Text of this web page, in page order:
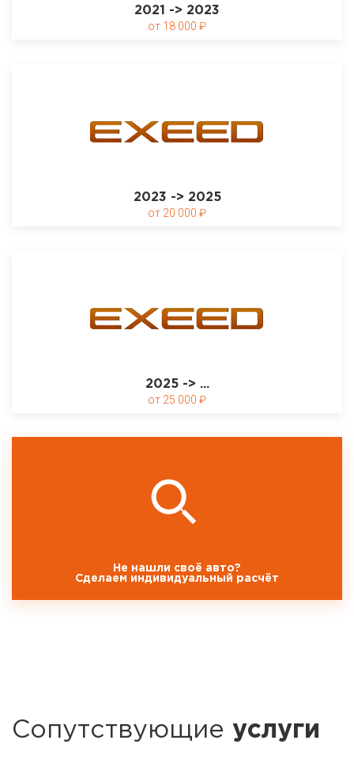
2021 -> 2023
18 000
2023 -> 2025
20 000
2025 -> ...
25 000
Не нашли своё авто?
Сделаем индивидуальный расчёт
Сопутствующие услуги